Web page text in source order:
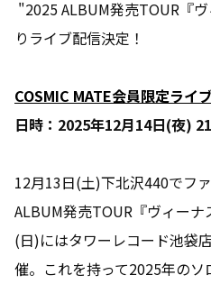
"2025 ALBUM発売TOUR『
りライブ配信決定！
COSMIC MATE会員限定ライ
日時：2025年12月14日(夜)
12月13日(土)下北沢440でフ
ALBUM発売TOUR『ヴィー
(日)にはタワーレコード池袋
催。これを持って2025年の